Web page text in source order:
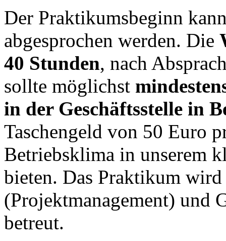
Der Praktikumsbeginn
abgesprochen werden. Die
40 Stunden, nach
sollte möglichst
in der Geschäftsstelle in
Taschengeld von 50 Euro
Betriebsklima in unserem
bieten. Das Praktikum
(Projektmanagement) und
betreut.